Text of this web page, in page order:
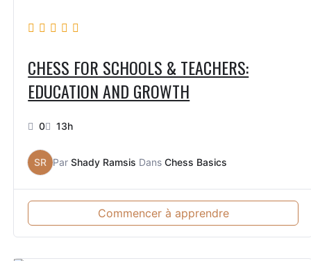
CHESS FOR SCHOOLS & TEACHERS:
EDUCATION AND GROWTH
0 13h
SR ParShady Ramsis DansChess Basics
Commencer à apprendre